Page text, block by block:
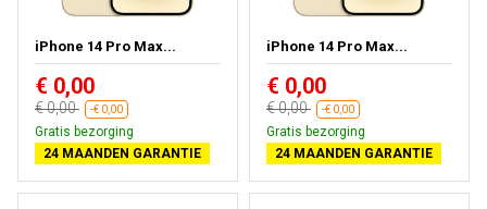
iPhone 14 Pro Max...
€ 0,00
€ 0,00 -€ 0,00
Gratis bezorging
24 MAANDEN GARANTIE
iPhone 14 Pro Max...
€ 0,00
€ 0,00 -€ 0,00
Gratis bezorging
24 MAANDEN GARANTIE